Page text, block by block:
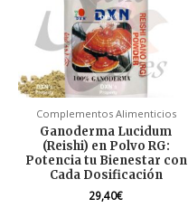
Complementos Alimenticios
Ganoderma Lucidum
(Reishi) en Polvo RG:
Potencia tu Bienestar con
Cada Dosificación
29,40€